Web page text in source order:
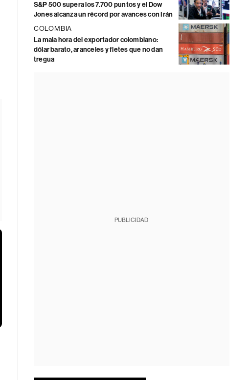
S&P 500 supera los 7.700 puntos y el Dow
Jones alcanza un récord por avances con Irán
COLOMBIA
La mala hora del exportador colombiano:
dólar barato, aranceles y fletes que no dan
tregua
PUBLICIDAD